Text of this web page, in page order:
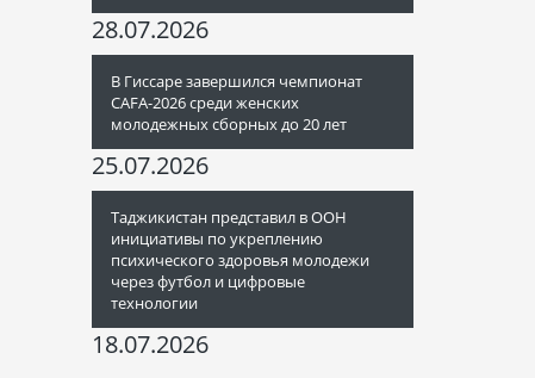
28.07.2026
В Гиссаре завершился чемпионат
CAFA-2026 среди женских
молодежных сборных до 20 лет
25.07.2026
Таджикистан представил в ООН
инициативы по укреплению
психического здоровья молодежи
через футбол и цифровые
технологии
18.07.2026